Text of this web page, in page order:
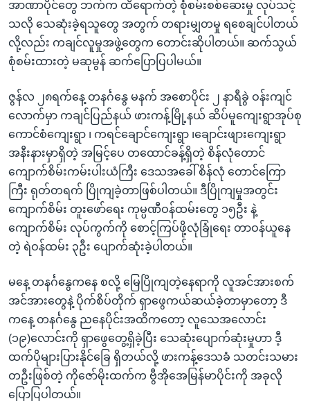
အာဏာပိုင်တွေ ဘက်က ထိရောက်တဲ့ စုံစမ်းစစ်ဆေးမှု လုပ်သင့်
သလို သေဆုံးခဲ့ရသူတွေ အတွက် တရားမျှတမှု ရစေချင်ပါတယ်
လို့လည်း ကချင်လူမှုအဖွဲ့တွေက တောင်းဆိုပါတယ်။ ဆက်သွယ်
စုံစမ်းထားတဲ့ မဆုမွန် ဆက်ပြောပြပါမယ်။
ဇွန်လ ၂၈ရက်နေ့ တနင်္ဂနွေ မနက် အစောပိုင်း ၂ နာရီခွဲ ဝန်းကျင်
လောက်မှာ ကချင်ပြည်နယ် ဖားကန့်မြို့နယ် ဆိပ်မူကျေးရွာအုပ်စု
ကောင်စံကျေးရွာ ၊ ကရင်ချောင်ကျေးရွာ ၊ချောင်းဖျားကျေးရွာ
အနီးနားမှာရှိတဲ့ အမြင့်ပေ တထောင်ခန့်ရှိတဲ့ စိန်လုံတောင်
ကျောက်စိမ်းကမ်းပါးယံကြီး ဒေသအခေါ် စိန်လုံ တောင်ကြော
ကြီး ရုတ်တရက် ပြိုကျခဲ့တာဖြစ်ပါတယ်။ ဒီပြိုကျမှုအတွင်း
ကျောက်စိမ်း တူးဖော်ရေး ကုမ္ပဏီဝန်ထမ်းတွေ ၁၅ဦး နဲ့
ကျောက်စိမ်း လုပ်ကွက်ကို စောင့်ကြပ်ဖို့လုံခြုံရေး တာဝန်ယူနေ
တဲ့ ရဲဝန်ထမ်း ၃ဦး ပျောက်ဆုံးခဲ့ပါတယ်။
မနေ့ တနင်္ဂနွေကနေ စလို့ မြေပြိုကျတဲ့နေရာကို လူအင်အားစက်
အင်အားတွေနဲ့ ပိုက်စိပ်တိုက် ရှာဖွေကယ်ဆယ်ခဲ့တာမှာတော့ ဒီ
ကနေ့ တနင်္ဂနွေ ညနေပိုင်းအထိကတော့ လူသေအလောင်း
(၁၉)လောင်းကို ရှာဖွေတွေ့ရှိခဲ့ပြီး သေဆုံးပျောက်ဆုံးမှုဟာ ဒီ့
ထက်ပိုများပြားနိုင်ခြေ ရှိတယ်လို့ ဖားကန့်ဒေသခံ သတင်းသမား
တဦးဖြစ်တဲ့ ကိုဇော်မိုးထက်က ဗွီအိုအေမြန်မာပိုင်းကို အခုလို
ပြောပြပါတယ်။